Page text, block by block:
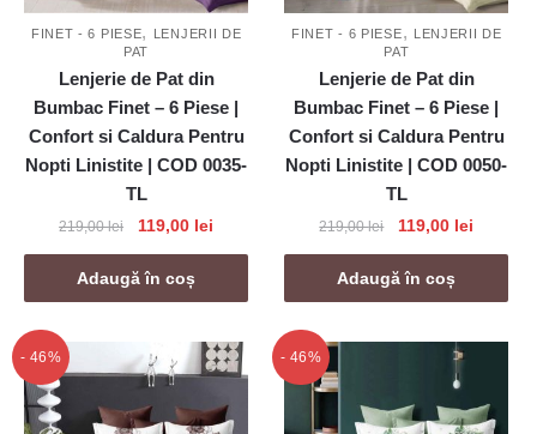
FINET - 6 PIESE,
LENJERII DE
PAT
Lenjerie de Pat din
Bumbac Finet – 6 Piese |
Confort si Caldura Pentru
Nopti Linistite | COD 0035-
TL
219,00lei
Prețul
inițial
a
fost:
119,00 lei
curent
119,00 lei.
Adaugă în coș
FINET - 6 PIESE, LENJERII DE
PAT
Lenjerie de Pat din
Bumbac Finet – 6 Piese |
Confort si Caldura Pentru
Nopti Linistite | COD 0050-
TL
219,00lei
Prețul
inițial
a
fost:
119,00 lei
curent
119,00
Adaugă în coș
- 46% - 46%